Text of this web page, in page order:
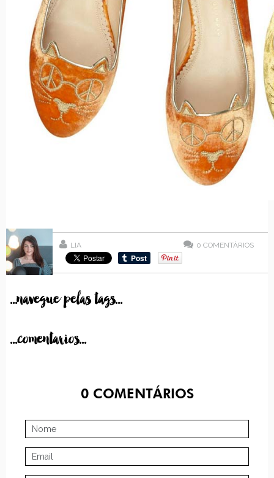
LIA 0 COMENTÁRIOS
...navegue pelas tags...
...comentarios...
0COMENTÁRIOS